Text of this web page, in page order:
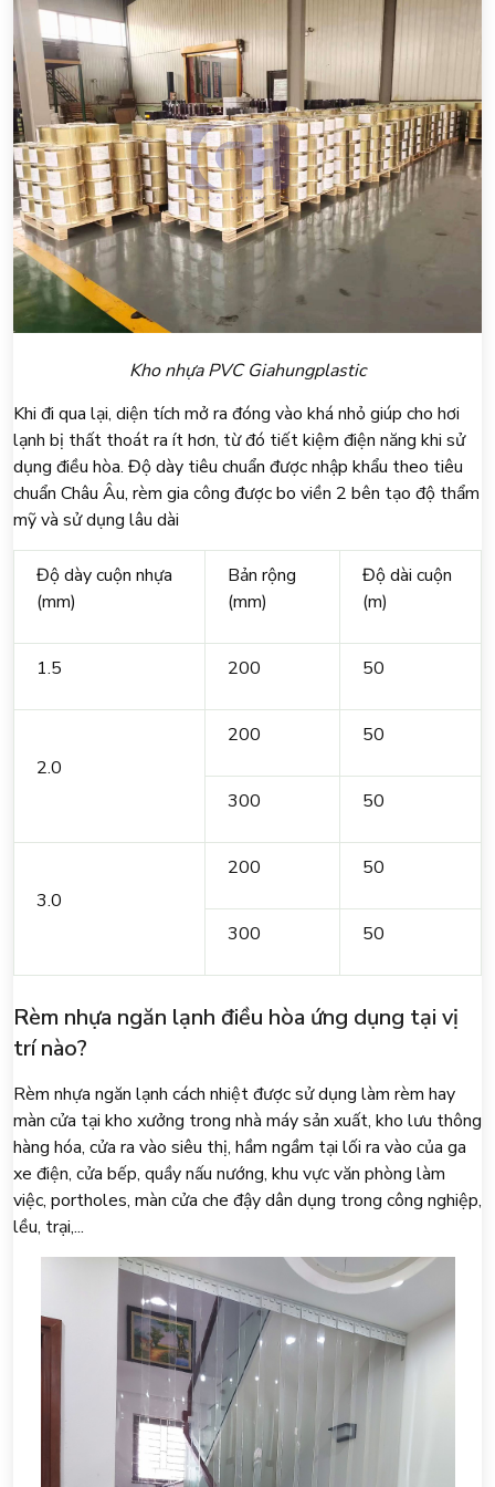
Kho nhựa PVC Giahungplastic
Khi đi qua lại, diện tích mở ra đóng vào khá nhỏ giúp cho hơi
lạnh bị thất thoát ra ít hơn, từ đó tiết kiệm điện năng khi sử
dụng điều hòa. Độ dày tiêu chuẩn được nhập khẩu theo tiêu
chuẩn Châu Âu, rèm gia công được bo viền 2 bên tạo độ thẩm
mỹ và sử dụng lâu dài
Độ dày cuộn nhựa
(mm)
Bản rộng
(mm)
Độ dài cuộn
(m)
1.5 200 50
2.0
200 50
300 50
3.0
200 50
300 50
Rèm nhựa ngăn lạnh điều hòa ứng dụng tại vị
trí nào?
Rèm nhựa ngăn lạnh cách nhiệt được sử dụng làm rèm hay
màn cửa tại kho xưởng trong nhà máy sản xuất, kho lưu thông
hàng hóa, cửa ra vào siêu thị, hầm ngầm tại lối ra vào của ga
xe điện, cửa bếp, quầy nấu nướng, khu vực văn phòng làm
việc, portholes, màn cửa che đậy dân dụng trong công nghiệp,
lều, trại,...